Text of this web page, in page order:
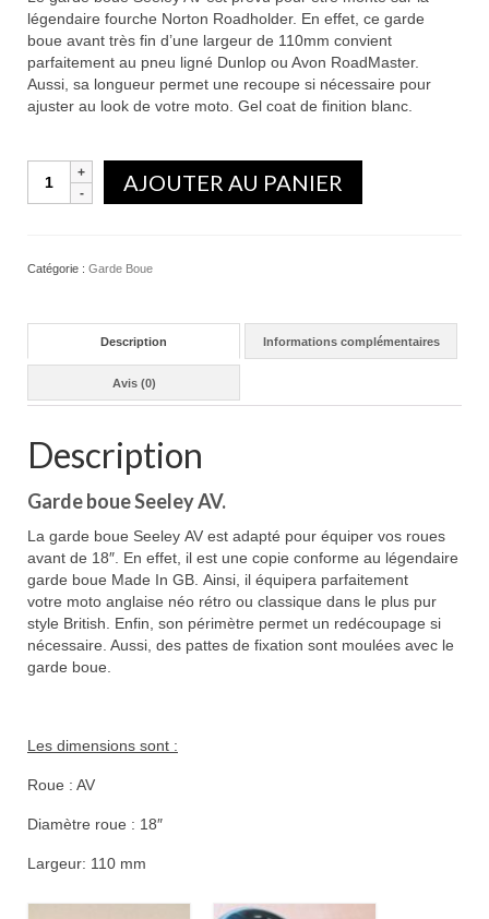
légendaire fourche Norton Roadholder. En effet, ce garde
boue avant très fin d’une largeur de 110mm convient
parfaitement au pneu ligné Dunlop ou Avon RoadMaster.
Aussi, sa longueur permet une recoupe si nécessaire pour
ajuster au look de votre moto. Gel coat de finition blanc.
Quantité AJOUTER AU PANIER
Catégorie : Garde Boue
Description Informations complémentaires
Avis (0)
Description
Garde boue Seeley AV.
La garde boue Seeley AV est adapté pour équiper vos roues
avant de 18″. En effet, il est une copie conforme au légendaire
garde boue Made In GB. Ainsi, il équipera parfaitement
votre moto anglaise néo rétro ou classique dans le plus pur
style British. Enfin, son périmètre permet un redécoupage si
nécessaire. Aussi, des pattes de fixation sont moulées avec le
garde boue.
Les dimensions sont :
Roue : AV
Diamètre roue : 18″
Largeur: 110 mm